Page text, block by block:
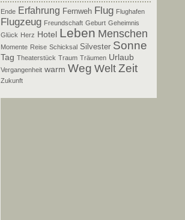
Ende Erfahrung Fernweh Flug Flughafen
Flugzeug Freundschaft Geburt Geheimnis
Glück Herz Hotel Leben Menschen
Momente Reise Schicksal Silvester Sonne
Tag Theaterstück Traum Träumen Urlaub
Vergangenheit warm Weg Welt Zeit
Zukunft